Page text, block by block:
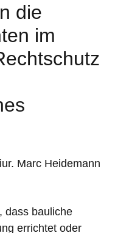
die
im
Marc Heidemann
dass bauliche
errichtet oder